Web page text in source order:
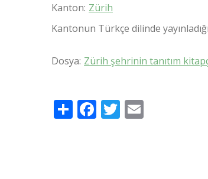
Kanton Zürih
Kantonun Türkçe dilinde
Dosya Zürih şehrinin tanıtım
ShareFacebook
Twitter